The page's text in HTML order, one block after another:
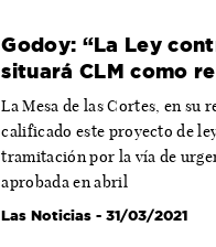
Godoy: “La Ley
situará CLM como
La Mesa de las Cortes, en su
calificado este proyecto de
tramitación por la vía de
aprobada en abril
Las Noticias - 31/03/2021